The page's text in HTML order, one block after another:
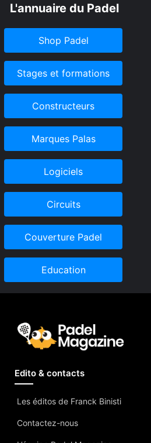
L'annuaire du Padel
Shop Padel
Stages et formations
Constructeurs
Marques Palas
Logiciels
Circuits
Couverture Padel
Education
Edito & contacts
Les éditos de Franck Binisti
Contactez-nous